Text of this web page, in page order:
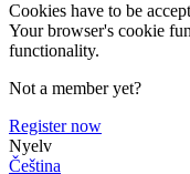
Cookies have to be
Your browser's cookie
functionality.
Not a member yet?
Register now
Nyelv
Čeština